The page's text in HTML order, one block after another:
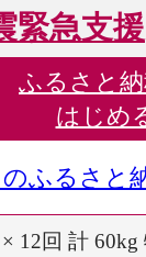
緊急支援
ふるさと
はじめ
のふるさ
12回 計